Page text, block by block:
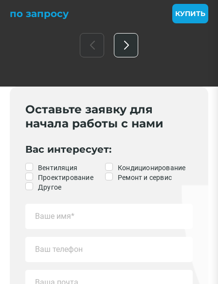
по запросу КУПИТЬ
Оставьте заявку для
начала работы с нами
Вас интересует:
Вентиляция
Кондиционирование
Проектирование
Ремонт и сервис
Другое